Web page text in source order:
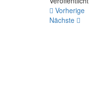
Vorherige
Nächste